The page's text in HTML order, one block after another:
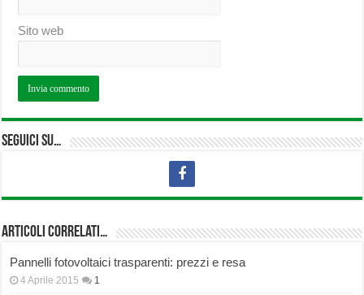
Sito web
Seguici su…
Articoli correlati…
Pannelli fotovoltaici trasparenti: prezzi e resa
4 Aprile 2015 1